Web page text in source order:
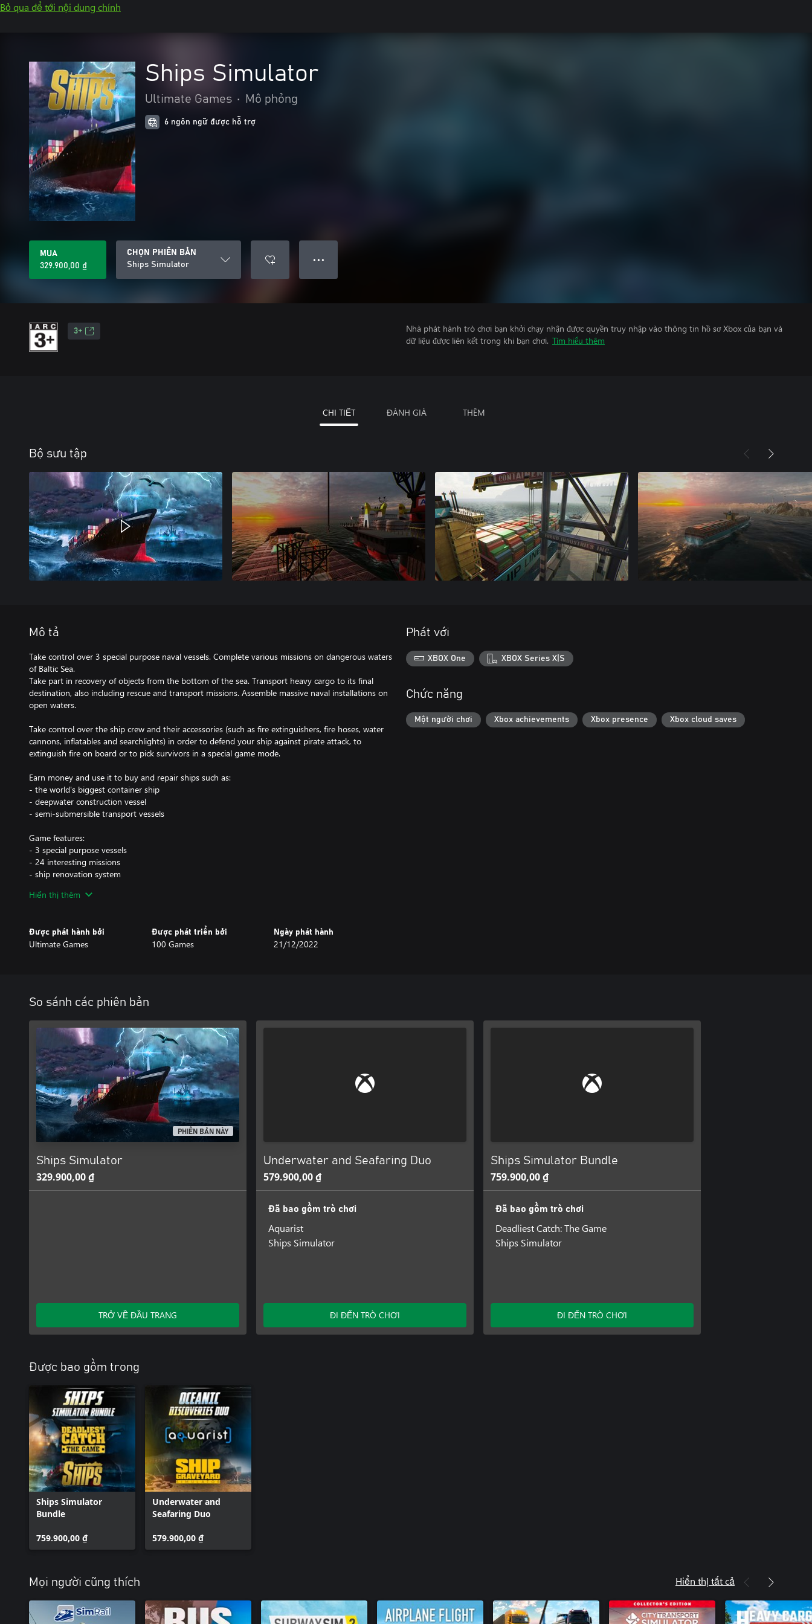
Bỏ qua để tới nội dung chính
Ships Simulator
Ultimate Games • Mô phỏng
6 ngôn ngữ được hỗ trợ
MUA
329.900,00 ₫
CHỌN PHIÊN BẢN
Ships Simulator
● ● ●
3+
Nhà phát hành trò chơi bạn khởi chạy nhận được quyền truy nhập vào thông tin hồ sơ Xbox của bạn và
dữ liệu được liên kết trong khi bạn chơi. Tìm hiểu thêm
CHI TIẾT ĐÁNH GIÁ THÊM
Bộ sưu tập
Mô tả
Take control over 3 special purpose naval vessels. Complete various missions on dangerous waters
of Baltic Sea.
Take part in recovery of objects from the bottom of the sea. Transport heavy cargo to its final
destination, also including rescue and transport missions. Assemble massive naval installations on
open waters.
Take control over the ship crew and their accessories (such as fire extinguishers, fire hoses, water
cannons, inflatables and searchlights) in order to defend your ship against pirate attack, to
extinguish fire on board or to pick survivors in a special game mode.
Earn money and use it to buy and repair ships such as:
- the world's biggest container ship
- deepwater construction vessel
- semi-submersible transport vessels
Game features:
- 3 special purpose vessels
- 24 interesting missions
- ship renovation system
- realistic water thanks to the advanced graphics and physics engine
Hiển thị thêm
Được phát hành bởi
Ultimate Games
Được phát triển bởi
100 Games
Ngày phát hành
21/12/2022
Phát với
XBOX One XBOX Series X|S
Chức năng
Một người chơi Xbox achievements Xbox presence Xbox cloud saves
So sánh các phiên bản
PHIÊN BẢN NÀY
Ships Simulator
329.900,00 ₫
TRỞ VỀ ĐẦU TRANG
Underwater and Seafaring Duo
579.900,00 ₫
Đã bao gồm trò chơi
Aquarist
Ships Simulator
ĐI ĐẾN TRÒ CHƠI
Ships Simulator Bundle
759.900,00 ₫
Đã bao gồm trò chơi
Deadliest Catch: The Game
Ships Simulator
ĐI ĐẾN TRÒ CHƠI
Được bao gồm trong
Ships Simulator
Bundle
759.900,00 ₫
Underwater and
Seafaring Duo
579.900,00 ₫
Mọi người cũng thích Hiển thị tất cả